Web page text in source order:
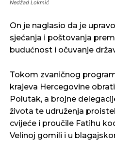
Nedžad Lokmić
On je naglasio da je
sjećanja i poštovanja
budućnost i očuvanje
Tokom zvaničnog
krajeva Hercegovine
Polutak, a brojne
života te udruženja
cvijeće i proučile Fatihu
Velinoj gomili i u